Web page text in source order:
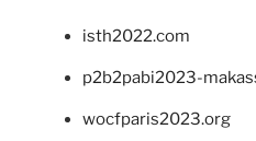
isth2022.com
p2b2pabi2023-
wocfparis2023.org